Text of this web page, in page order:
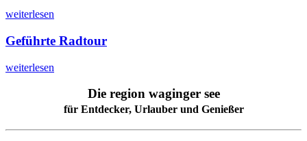
weiterlesen
Geführte Radtour
weiterlesen
Die region waginger see
für Entdecker, Urlauber und Genießer